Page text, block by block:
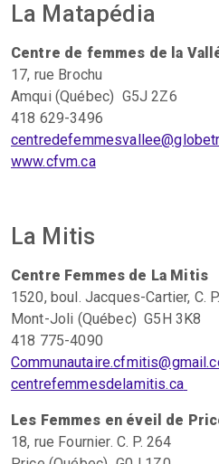
La Matapédia
Centre de femmes de la
17, rue Brochu
Amqui (Québec) G5J 2Z6
418 629-3496
www.cfvm.ca
La Mitis
Centre Femmes de La Mitis
1520, boul. Jacques-Cartier, C.
Mont-Joli (Québec) G5H 3K8
418 775-4090
centrefemmesdelamitis.ca
Les Femmes en éveil de
18, rue Fournier. C. P. 264